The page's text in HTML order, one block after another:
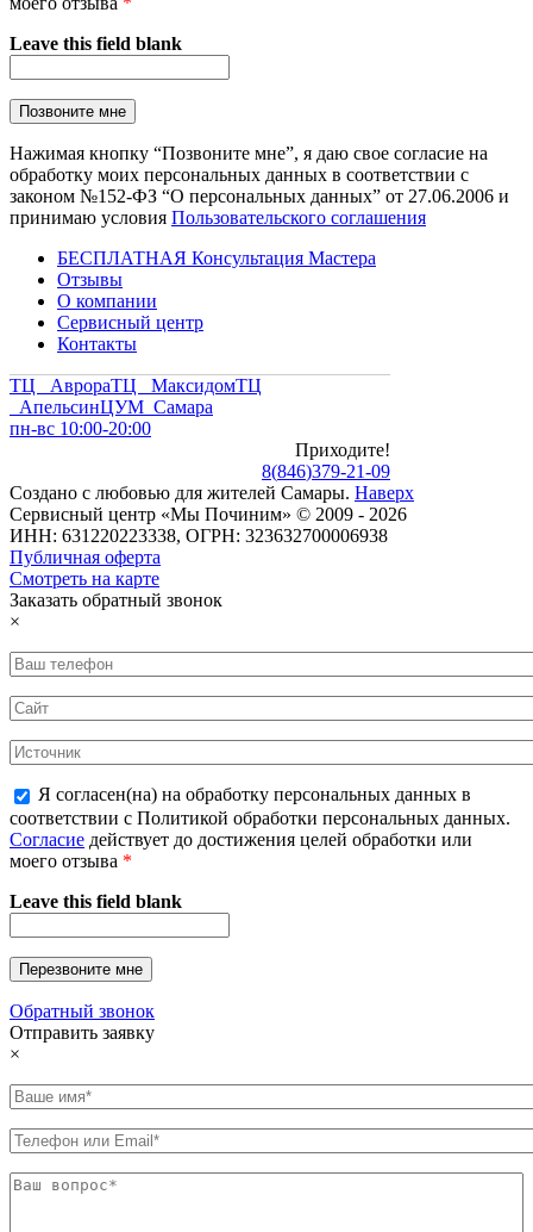
Leave this field blank
Нажимая кнопку “Позвоните мне”, я даю свое согласие на
обработку моих персональных данных в соответствии с
законом №152-ФЗ “О персональных данных” от 27.06.2006 и
принимаю условия Пользовательского соглашения
БЕСПЛАТНАЯ Консультация Мастера
Отзывы
О компании
Сервисный центр
Контакты
ТЦ АврораТЦ МаксидомТЦ
АпельсинЦУМ Самара
пн-вс 10:00-20:00
Приходите!
8(846)379-21-09
Создано с любовью для жителей Самары. Наверх
Сервисный центр «Мы Починим» © 2009 - 2026
ИНН: 631220223338, ОГРН: 323632700006938
Публичная оферта
Смотреть на карте
Заказать обратный звонок
×
Я согласен(на) на обработку персональных данных в
соответствии с Политикой обработки персональных данных.
Согласие действует до достижения целей обработки или
моего отзыва *
Leave this field blank
Обратный звонок
Отправить заявку
×